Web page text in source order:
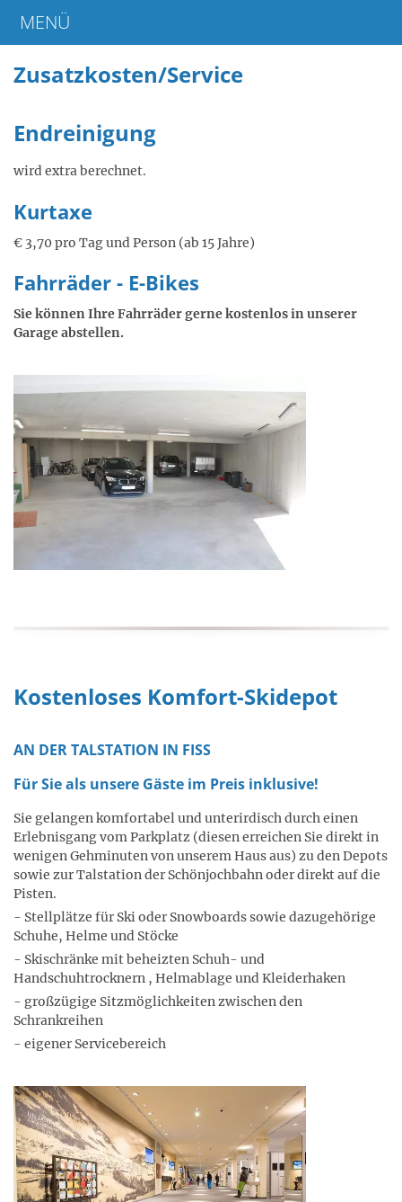
MENÜ
Zusatzkosten/Service
Endreinigung
wird extra berechnet.
Kurtaxe
€ 3,70 pro Tag und Person (ab 15 Jahre)
Fahrräder - E-Bikes
Sie können Ihre Fahrräder gerne kostenlos in unserer
Garage abstellen.
Kostenloses Komfort-Skidepot
AN DER TALSTATION IN FISS
Für Sie als unsere Gäste im Preis inklusive!
Sie gelangen komfortabel und unterirdisch durch einen
Erlebnisgang vom Parkplatz (diesen erreichen Sie direkt in
wenigen Gehminuten von unserem Haus aus) zu den Depots
sowie zur Talstation der Schönjochbahn oder direkt auf die
Pisten.
- Stellplätze für Ski oder Snowboards sowie dazugehörige
Schuhe, Helme und Stöcke
- Skischränke mit beheizten Schuh- und
Handschuhtrocknern , Helmablage und Kleiderhaken
- großzügige Sitzmöglichkeiten zwischen den
Schrankreihen
- eigener Servicebereich